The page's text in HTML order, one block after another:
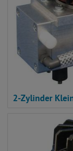
2-Zylinder